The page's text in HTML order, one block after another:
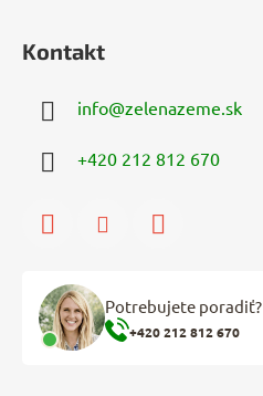
Kontakt
info@zelenazeme.sk
+420 212 812 670
Potrebujete poradiť?
+420 212 812 670